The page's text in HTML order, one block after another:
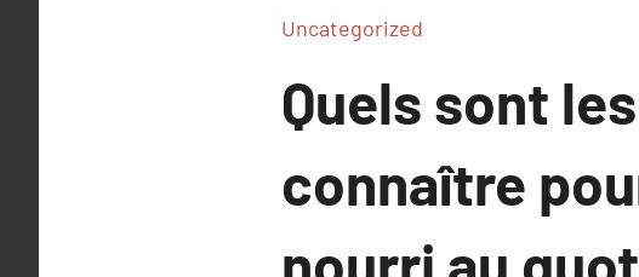
Uncategorized
Quels sont
connaître